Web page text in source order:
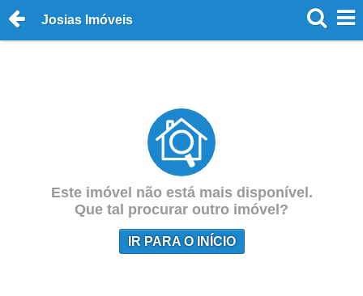
Josias Imóveis
Este imóvel não está mais disponível.
Que tal procurar outro imóvel?
IR PARA O INÍCIO